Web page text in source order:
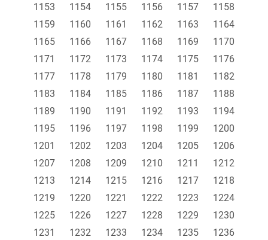
1153 1154 1155 1156 1157
1158
1159
1160 1161 1162 1163
1164
1165
1166 1167 1168 1169
1170
1171
1172 1173 1174 1175
1176
1177
1178 1179 1180 1181
1182
1183
1184 1185 1186 1187
1188
1189
1190 1191 1192 1193
1194
1195
1196 1197 1198 1199
1200
1201
1202 1203 1204 1205
1206
1207
1208 1209 1210 1211
1212
1213
1214 1215 1216 1217
1218
1219
1220 1221 1222 1223
1224
1225
1226 1227 1228 1229
1230
1231
1232 1233 1234 1235
1236